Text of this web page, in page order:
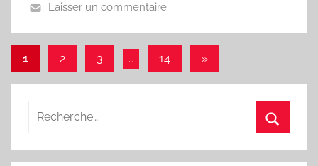
Laisser un commentaire
Pagination
des
publications
1 2 3 … 14
Articles
»
Recherche
: